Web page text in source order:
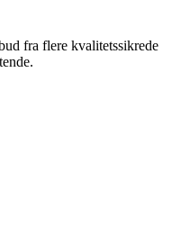
fra flere kvalitetssikrede